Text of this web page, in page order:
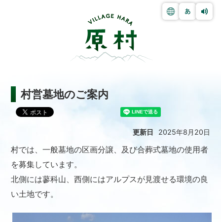
村営墓地のご案内
更新日 2025年8月20日
村では、一般墓地の区画分譲、及び合葬式墓地の使用者
を募集しています。
北側には蓼科山、西側にはアルプスが見渡せる環境の良
い土地です。